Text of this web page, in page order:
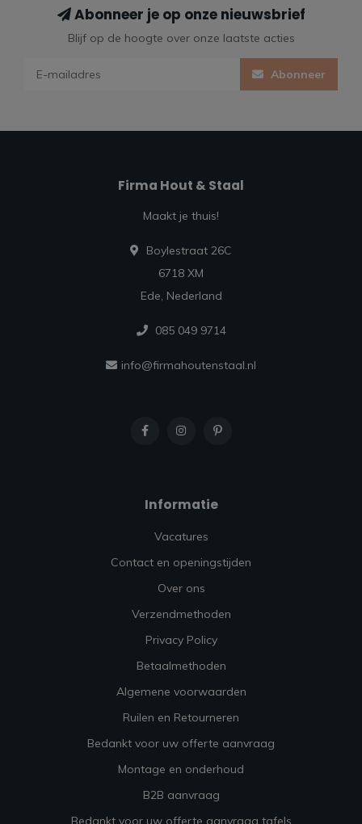
Abonneer je op onze nieuwsbrief
Blijf op de hoogte over onze laatste acties
Abonneer
Firma Hout & Staal
Maakt je thuis!
Boylestraat 26C
6718 XM
Ede, Nederland
085 049 9714
info@firmahoutenstaal.nl
Informatie
Vacatures
Contact en openingstijden
Over ons
Verzendmethoden
Privacy Policy
Betaalmethoden
Algemene voorwaarden
Ruilen en Retourneren
Bedankt voor uw offerte aanvraag
Montage en onderhoud
B2B aanvraag
Bedankt voor uw offerte aanvraag tafels